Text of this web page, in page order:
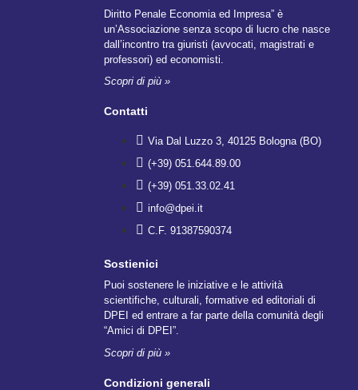
Diritto Penale Economia ed Impresa” è
un’Associazione senza scopo di lucro che nasce
dall’incontro tra giuristi (avvocati, magistrati e
professori) ed economisti.
Scopri di più »
Contatti
Via Dal Luzzo 3, 40125 Bologna (BO)
(+39) 051.644.89.00
(+39) 051.33.02.41
info@dpei.it
C.F. 91387590374
Sostienici
Puoi sostenere le iniziative e le attività
scientifiche, culturali, formative ed editoriali di
DPEI ed entrare a far parte della comunità degli
“Amici di DPEI”.
Scopri di più »
Condizioni generali